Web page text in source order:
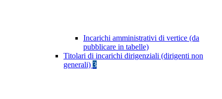
Incarichi amministrativi di vertice (da
pubblicare in tabelle)
Titolari di incarichi dirigenziali (dirigenti non
generali) 3